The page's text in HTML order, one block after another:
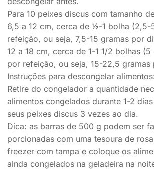
Para 10 peixes discus com tamanho
6,5 a 12 cm, cerca de ½-1 bolha (2,5-
refeição, ou seja, 7,5-15 gramas por
12 a 18 cm, cerca de 1-1 1/2 bolhas (5
por refeição, ou seja, 15-22,5 gramas
Instruções para descongelar alimentos:
Retire do congelador a quantidade
alimentos congelados durante 1-2
seus peixes discus 3 vezes ao dia.
Dica: as barras de 500 g podem ser
porcionadas com uma tesoura de
freezer com tampa e coloque os
ainda congelados na geladeira na